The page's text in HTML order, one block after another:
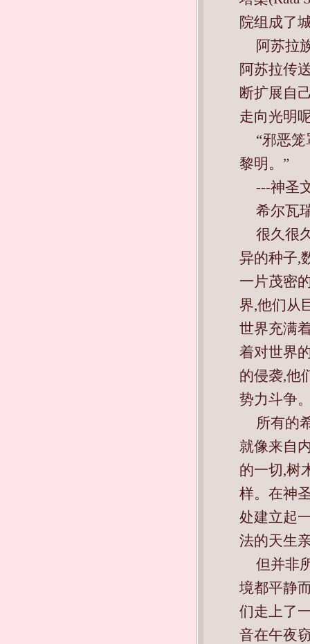
院组成了
阿苏拉
阿苏拉传
断扩展自
走向光明
“邪恶
黎明。”
---神圣
希尔瓦
很久很
异的种子,
一片茂密
界,他们从
世界充满
着对世界
的侵袭,他
势力斗争
所有的
就像来自
的一切,树
样。在神
处建立起
法的天生
但并非
境都平静
们走上了
音在午夜